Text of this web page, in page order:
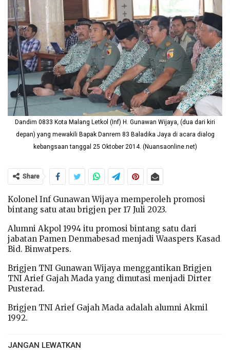
Dandim 0833 Kota Malang Letkol (Inf) H. Gunawan Wijaya, (dua dari kiri
depan) yang mewakili Bapak Danrem 83 Baladika Jaya di acara dialog
kebangsaan tanggal 25 Oktober 2014. (Nuansaonline.net)
Share
Kolonel Inf Gunawan Wijaya memperoleh promosi
bintang satu atau brigjen per 17 Juli 2023.
Alumni Akpol 1994 itu promosi bintang satu dari
jabatan Pamen Denmabesad menjadi Waaspers Kasad
Bid. Binwatpers.
Brigjen TNI Gunawan Wijaya menggantikan Brigjen
TNI Arief Gajah Mada yang dimutasi menjadi Dirter
Pusterad.
Brigjen TNI Arief Gajah Mada adalah alumni Akmil
1992.
JANGAN LEWATKAN